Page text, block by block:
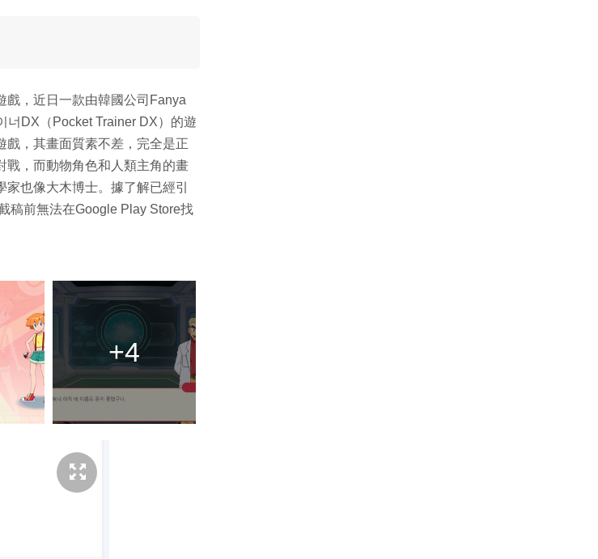
戲，近日一款由韓國公司Fanya
너DX（Pocket Trainer DX）的遊
戲，其畫面質素不差，完全是正
戰，而動物角色和人類主角的畫
也像大木博士。據了解已經引
稿前無法在Google Play Store找
+4